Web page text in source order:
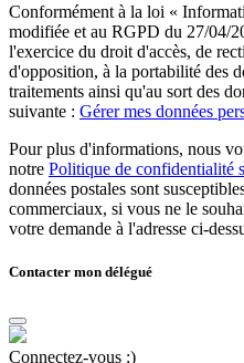
Conformément à la loi «
modifiée et au RGPD du 27/04/
l'exercice du droit d'accès, de
d'opposition, à la portabilité des
traitements ainsi qu'au sort des
suivante : Gérer mes données
Pour plus d'informations, nous
notre Politique de confidentialité
données postales sont
commerciaux, si vous ne le
votre demande à l'adresse ci-
Contacter mon délégué
Connectez-vous :)